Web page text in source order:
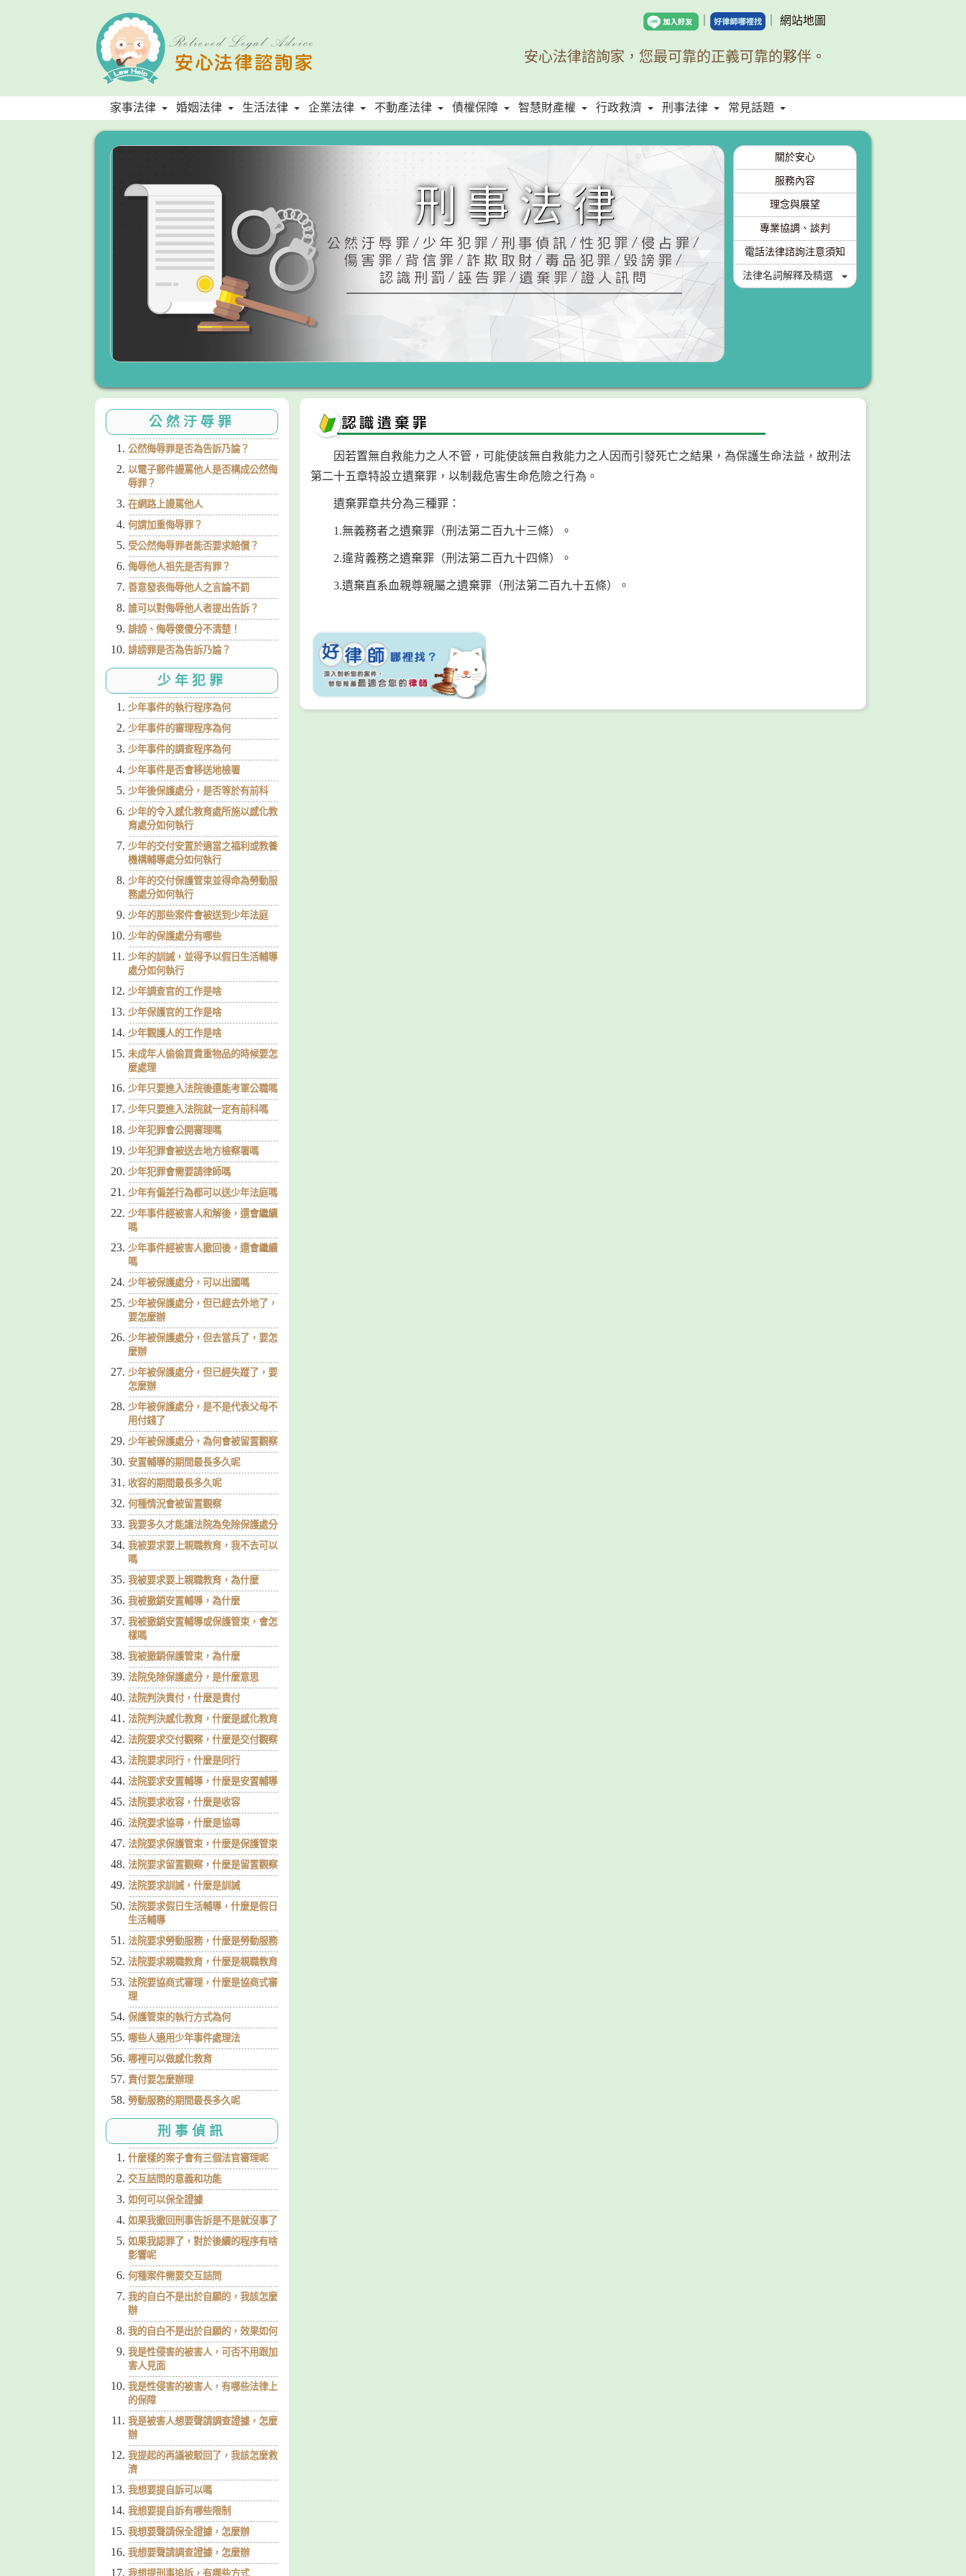
網站地圖
安心法律諮詢家，您最可靠的正義可靠的夥伴。
家事法律 婚姻法律 生活法律 企業法律 不動產法律 債權保障 智慧財產權 行政救濟 刑事法律 常見話題
關於安心
服務內容
理念與展望
專業協調、談判
電話法律諮詢注意須知
法律名詞解釋及精選
公然汙辱罪
公然侮辱罪是否為告訴乃論？
以電子郵件謾罵他人是否構成公然侮
辱罪？
在網路上謾罵他人
何謂加重侮辱罪？
受公然侮辱罪者能否要求賠償？
侮辱他人祖先是否有罪？
善意發表侮辱他人之言論不罰
誰可以對侮辱他人者提出告訴？
誹謗、侮辱傻傻分不清楚！
誹謗罪是否為告訴乃論？
少年犯罪
少年事件的執行程序為何
少年事件的審理程序為何
少年事件的調查程序為何
少年事件是否會移送地檢署
少年後保護處分，是否等於有前科
少年的令入感化教育處所施以感化教
育處分如何執行
少年的交付安置於適當之福利或教養
機構輔導處分如何執行
少年的交付保護管束並得命為勞動服
務處分如何執行
少年的那些案件會被送到少年法庭
少年的保護處分有哪些
少年的訓誡，並得予以假日生活輔導
處分如何執行
少年調查官的工作是啥
少年保護官的工作是啥
少年觀護人的工作是啥
未成年人偷偷買貴重物品的時候要怎
麼處理
少年只要進入法院後還能考軍公職嗎
少年只要進入法院就一定有前科嗎
少年犯罪會公開審理嗎
少年犯罪會被送去地方檢察署嗎
少年犯罪會需要請律師嗎
少年有偏差行為都可以送少年法庭嗎
少年事件經被害人和解後，還會繼續
嗎
少年事件經被害人撤回後，還會繼續
嗎
少年被保護處分，可以出國嗎
少年被保護處分，但已經去外地了，
要怎麼辦
少年被保護處分，但去當兵了，要怎
麼辦
少年被保護處分，但已經失蹤了，要
怎麼辦
少年被保護處分，是不是代表父母不
用付錢了
少年被保護處分，為何會被留置觀察
安置輔導的期間最長多久呢
收容的期間最長多久呢
何種情況會被留置觀察
我要多久才能讓法院為免除保護處分
我被要求要上親職教育，我不去可以
嗎
我被要求要上親職教育，為什麼
我被撤銷安置輔導，為什麼
我被撤銷安置輔導或保護管束，會怎
樣嗎
我被撤銷保護管束，為什麼
法院免除保護處分，是什麼意思
法院判決責付，什麼是責付
法院判決感化教育，什麼是感化教育
法院要求交付觀察，什麼是交付觀察
法院要求同行，什麼是同行
法院要求安置輔導，什麼是安置輔導
法院要求收容，什麼是收容
法院要求協尋，什麼是協尋
法院要求保護管束，什麼是保護管束
法院要求留置觀察，什麼是留置觀察
法院要求訓誡，什麼是訓誡
法院要求假日生活輔導，什麼是假日
生活輔導
法院要求勞動服務，什麼是勞動服務
法院要求親職教育，什麼是親職教育
法院要協商式審理，什麼是協商式審
理
保護管束的執行方式為何
哪些人適用少年事件處理法
哪裡可以做感化教育
責付要怎麼辦理
勞動服務的期間最長多久呢
刑事偵訊
什麼樣的案子會有三個法官審理呢
交互詰問的意義和功能
如何可以保全證據
如果我撤回刑事告訴是不是就沒事了
如果我認罪了，對於後續的程序有啥
影響呢
何種案件需要交互詰問
我的自白不是出於自願的，我該怎麼
辦
我的自白不是出於自願的，效果如何
我是性侵害的被害人，可否不用跟加
害人見面
我是性侵害的被害人，有哪些法律上
的保障
我是被害人想要聲請調查證據，怎麼
辦
我提起的再議被駁回了，我該怎麼救
濟
我想要提自訴可以嗎
我想要提自訴有哪些限制
我想要聲請保全證據，怎麼辦
我想要聲請調查證據，怎麼辦
我想提刑事追訴，有哪些方式
因若置無自救能力之人不管，可能使該無自救能力之人因而引發死亡之結果，為保護生命法益，故刑法
第二十五章特設立遺棄罪，以制裁危害生命危險之行為。
遺棄罪章共分為三種罪：
1.無義務者之遺棄罪（刑法第二百九十三條）。
2.違背義務之遺棄罪（刑法第二百九十四條）。
3.遺棄直系血親尊親屬之遺棄罪（刑法第二百九十五條）。